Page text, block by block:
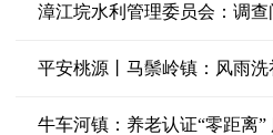
漳江垸水利管理委员会：调
平安桃源丨马鬃岭镇：风雨
牛车河镇：养老认证“零距离”